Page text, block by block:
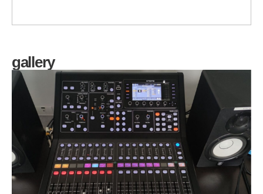
gallery